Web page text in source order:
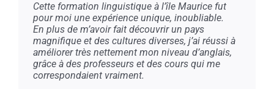
Cette formation linguistique à l’île Maurice fut
pour moi une expérience unique, inoubliable.
En plus de m’avoir fait découvrir un pays
magnifique et des cultures diverses, j’ai réussi à
améliorer très nettement mon niveau d’anglais,
grâce à des professeurs et des cours qui me
correspondaient vraiment.